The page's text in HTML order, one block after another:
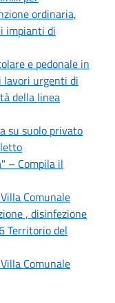
ordinaria,
impianti di
e pedonale in
lavori urgenti di
della linea
su suolo privato
– Compila il
Comunale
, disinfezione
Territorio del
Comunale